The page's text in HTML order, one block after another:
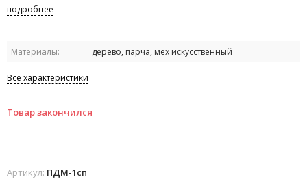
подробнее
Материалы: дерево, парча, мех искусственный
Все характеристики
Товар закончился
Артикул: ПДМ-1сп